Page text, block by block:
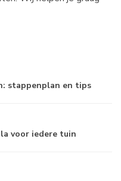
stappenplan en tips
voor iedere tuin